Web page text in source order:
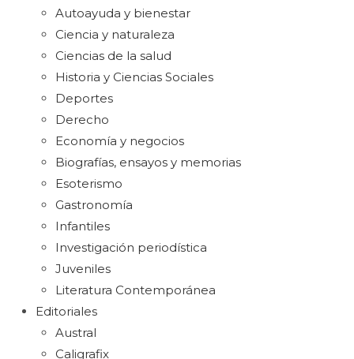
Autoayuda y bienestar
Ciencia y naturaleza
Ciencias de la salud
Historia y Ciencias Sociales
Deportes
Derecho
Economía y negocios
Biografías, ensayos y memorias
Esoterismo
Gastronomía
Infantiles
Investigación periodística
Juveniles
Literatura Contemporánea
Editoriales
Austral
Caligrafix